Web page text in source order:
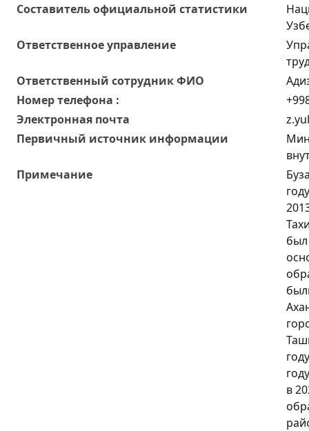
Составитель официальной статистики
Ответственное управление
Oтветственный сотрудник ФИО
Номер телефона :
Электронная почта
Первичный источник информации
Примечание
был
в